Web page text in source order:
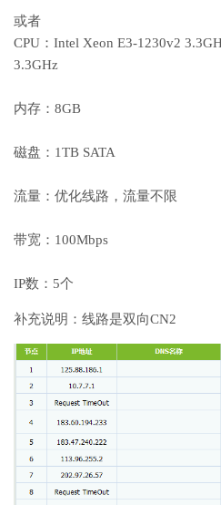
或者
CPU：Intel Xeon E3-1230v2
3.3GHz
内存：8GB
磁盘：1TB SATA
流量：优化线路，流量不限
带宽：100Mbps
IP数：5个
补充说明：线路是双向CN2